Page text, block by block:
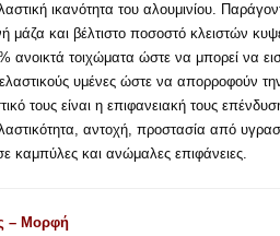
ικανότητα του αλουμινίου.
μάζα και βέλτιστο ποσοστό κλειστών
ανοικτά τοιχώματα ώστε να μπορεί να
υμένες ώστε να απορροφούν
τους είναι η επιφανειακή τους
αντοχή, προστασία από
καμπύλες και ανώμαλες επιφάνειες.
– Μορφή